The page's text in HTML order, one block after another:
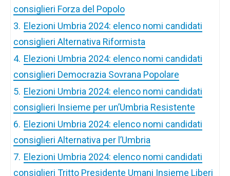
consiglieri Forza del Popolo
3. Elezioni Umbria 2024: elenco nomi candidati
consiglieri Alternativa Riformista
4. Elezioni Umbria 2024: elenco nomi candidati
consiglieri Democrazia Sovrana Popolare
5. Elezioni Umbria 2024: elenco nomi candidati
consiglieri Insieme per un’Umbria Resistente
6. Elezioni Umbria 2024: elenco nomi candidati
consiglieri Alternativa per l’Umbria
7. Elezioni Umbria 2024: elenco nomi candidati
consiglieri Tritto Presidente Umani Insieme Liberi